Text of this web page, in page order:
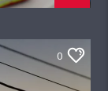
0